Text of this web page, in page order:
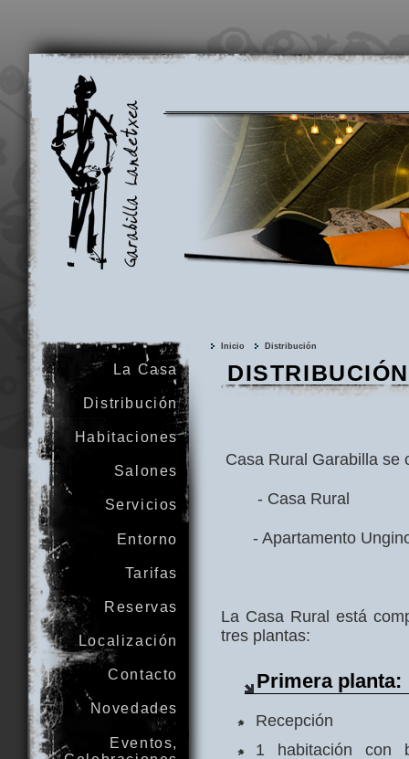
Garabilla
Landetxea
Inicio Distribución
DISTRIBUCIÓN
Casa Rural Garabilla se
- Casa Rural
- Apartamento Ungino
La Casa Rural está
tres plantas:
Primera planta:
Recepción
1 habitación con
La Casa
Distribución
Habitaciones
Salones
Servicios
Entorno
Tarifas
Reservas
Localización
Contacto
Novedades
Eventos,